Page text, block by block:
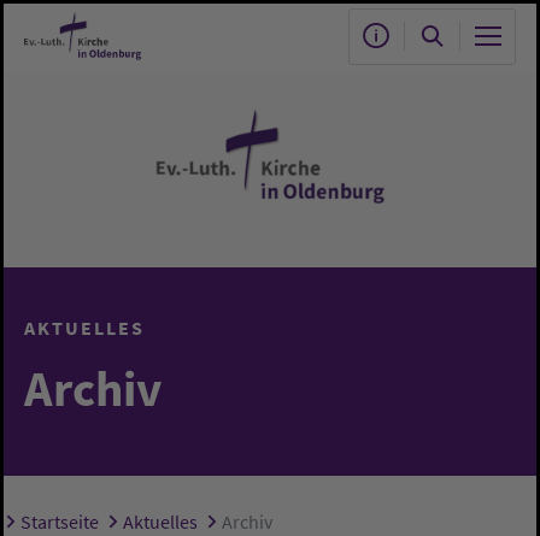
Zum Hauptinhalt springen
AKTUELLES
Archiv
Sie sind hier:
Startseite Aktuelles Archiv